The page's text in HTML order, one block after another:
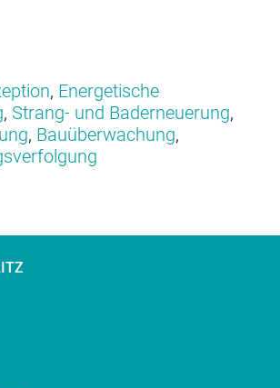
, Energetische
, Strang- und Baderneuerung,
, Bauüberwachung,